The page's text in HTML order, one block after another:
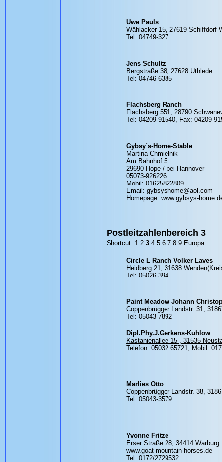
Uwe Pauls
Wählacker 15, 27619 Schiffdorf-
Tel: 04749-327
Jens Schultz
Bergstraße 38, 27628 Uthlede
Tel: 04746-6385
Flachsberg Ranch
Flachsberg 551, 28790
Tel: 04209-91540, Fax: 04209-
Gybsy`s-Home-Stable
Martina Chmielnik
Am Bahnhof 5
29690 Hope / bei Hannover
05073-926226
Mobil: 01625822809
Email: gybsyshome@aol.com
Homepage: www.gybsys-
Postleitzahlenbereich 3
Shortcut: 1 2 3 4 5 6 7 8 9 Europa
Circle L Ranch Volker Laves
Heidberg 21, 31638
Tel: 05026-394
Paint Meadow Johann
Coppenbrügger Landstr. 31,
Tel: 05043-7892
Dipl.Phy.J.Gerkens-Kuhlow
Kastanienallee 15 , 31535
Telefon: 05032 65721, Mobil:
Marlies Otto
Coppenbrügger Landstr. 38,
Tel: 05043-3579
Yvonne Fritze
Erser Straße 28, 34414 Warburg
www.goat-mountain-horses.de
Tel: 0172/2729532